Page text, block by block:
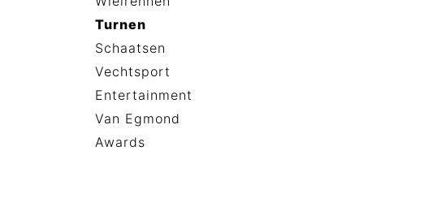
Turnen
Schaatsen
Vechtsport
Entertainment
Van Egmond
Awards